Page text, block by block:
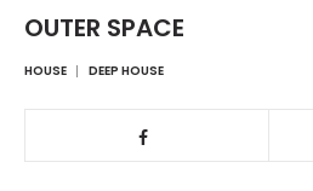
OUTER SPACE
HOUSE DEEP HOUSE